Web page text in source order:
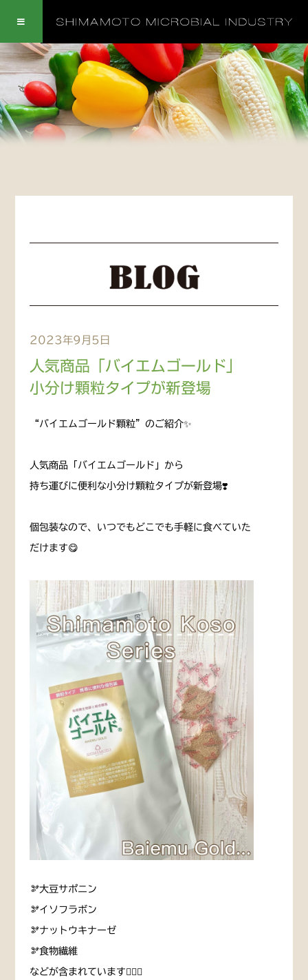
2023年9月5日
人気商品「バイエムゴールド」
小分け顆粒タイプが新登場
“バイエムゴールド顆粒”のご紹介✨
人気商品「バイエムゴールド」から
持ち運びに便利な小分け顆粒タイプが新登場❣️
個包装なので、いつでもどこでも手軽に食べていた
だけます😋
🫘大豆サポニン
🫘イソフラボン
🫘ナットウキナーゼ
🫘食物繊維
などが含まれています☝🏻✨